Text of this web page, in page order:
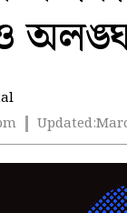
Updated: